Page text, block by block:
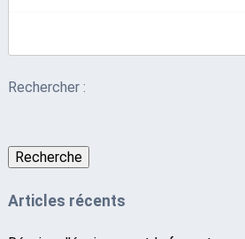
Rechercher :
Recherche
Articles récents